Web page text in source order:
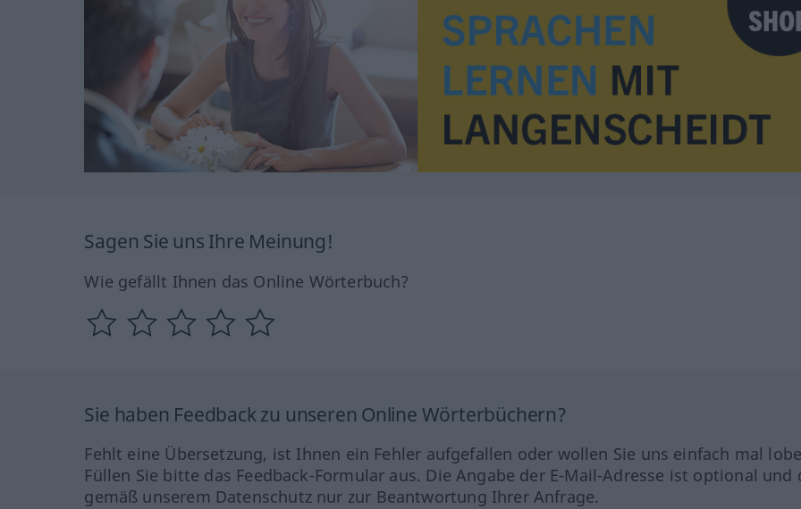
Sagen Sie uns Ihre Meinung!
Wie gefällt Ihnen das Online Wörterbuch?
Sie haben Feedback zu unseren Online Wörterbüchern?
Fehlt eine Übersetzung, ist Ihnen ein Fehler aufgefallen oder wollen Sie uns einfach mal
Füllen Sie bitte das Feedback-Formular aus. Die Angabe der E-Mail-Adresse ist optional und
gemäß unserem Datenschutz nur zur Beantwortung Ihrer Anfrage.